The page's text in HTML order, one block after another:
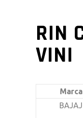
RIN
VINI
Marca
BAJAJ